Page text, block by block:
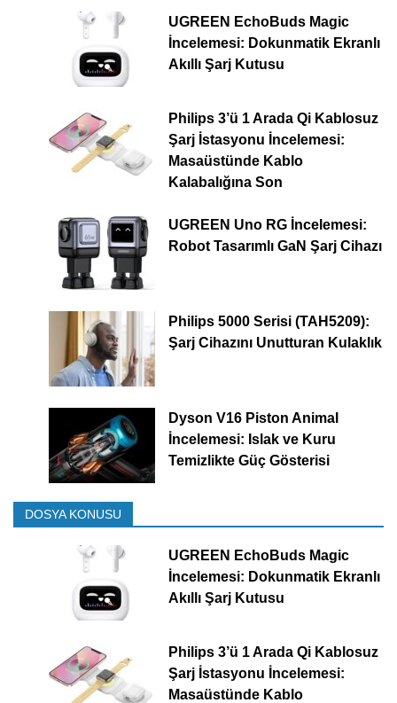
UGREEN EchoBuds Magic
İncelemesi: Dokunmatik Ekranlı
Akıllı Şarj Kutusu
Philips 3’ü 1 Arada Qi Kablosuz
Şarj İstasyonu İncelemesi:
Masaüstünde Kablo
Kalabalığına Son
UGREEN Uno RG İncelemesi:
Robot Tasarımlı GaN Şarj Cihazı
Philips 5000 Serisi (TAH5209):
Şarj Cihazını Unutturan Kulaklık
Dyson V16 Piston Animal
İncelemesi: Islak ve Kuru
Temizlikte Güç Gösterisi
DOSYA KONUSU
UGREEN EchoBuds Magic
İncelemesi: Dokunmatik Ekranlı
Akıllı Şarj Kutusu
Philips 3’ü 1 Arada Qi Kablosuz
Şarj İstasyonu İncelemesi:
Masaüstünde Kablo